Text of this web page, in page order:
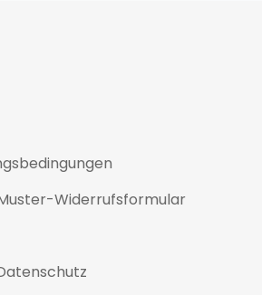
Widerrufsformular